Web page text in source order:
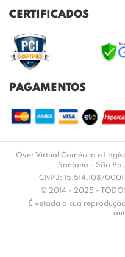
REGULAMENTO CASHBACK
TROCAS E DEVOLUÇÕES
ENVIO E ENTREGA
DÚVIDAS FREQUENTES
CERTIFICADOS
PAGAMENTOS
Over Virtual Comércio e
Santana - São
CNPJ: 15.514.108/
© 2014 - 2025 -
É vetada a sua